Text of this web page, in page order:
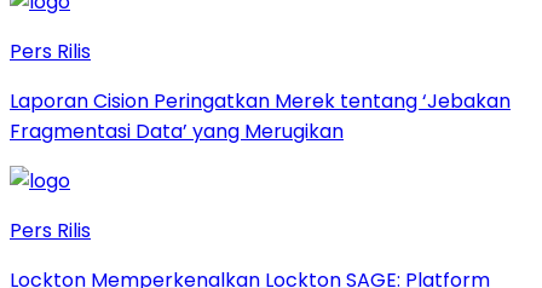
Pers Rilis
Laporan Cision Peringatkan Merek tentang ‘Jebakan
Fragmentasi Data’ yang Merugikan
Pers Rilis
Lockton Memperkenalkan Lockton SAGE: Platform